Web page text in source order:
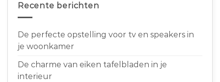
Recente berichten
De perfecte opstelling voor tv en speakers in
je woonkamer
De charme van eiken tafelbladen in je
interieur